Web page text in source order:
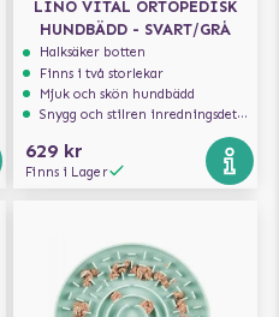
LINO VITAL ORTOPEDISK
HUNDBÄDD - SVART/GRÅ
Halksäker botten
Finns i två storlekar
Mjuk och skön hundbädd
Snygg och stilren inredningsdetalj
629 kr
Finns i Lager